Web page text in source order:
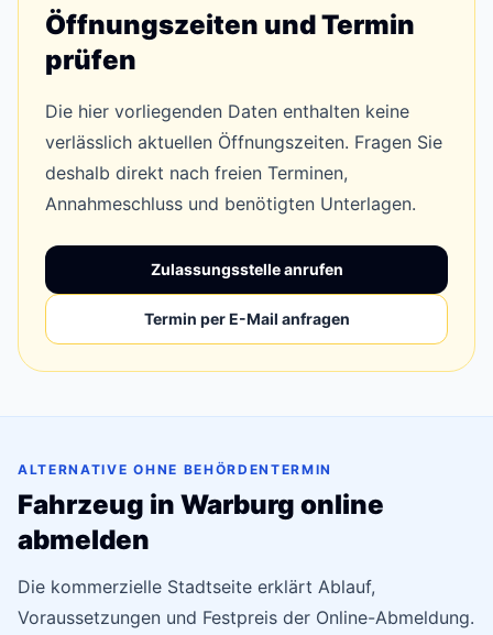
Öffnungszeiten und Termin
prüfen
Die hier vorliegenden Daten enthalten keine
verlässlich aktuellen Öffnungszeiten. Fragen Sie
deshalb direkt nach freien Terminen,
Annahmeschluss und benötigten Unterlagen.
Zulassungsstelle anrufen
Termin per E-Mail anfragen
ALTERNATIVE OHNE BEHÖRDENTERMIN
Fahrzeug in Warburg online
abmelden
Die kommerzielle Stadtseite erklärt Ablauf,
Voraussetzungen und Festpreis der Online-Abmeldung.